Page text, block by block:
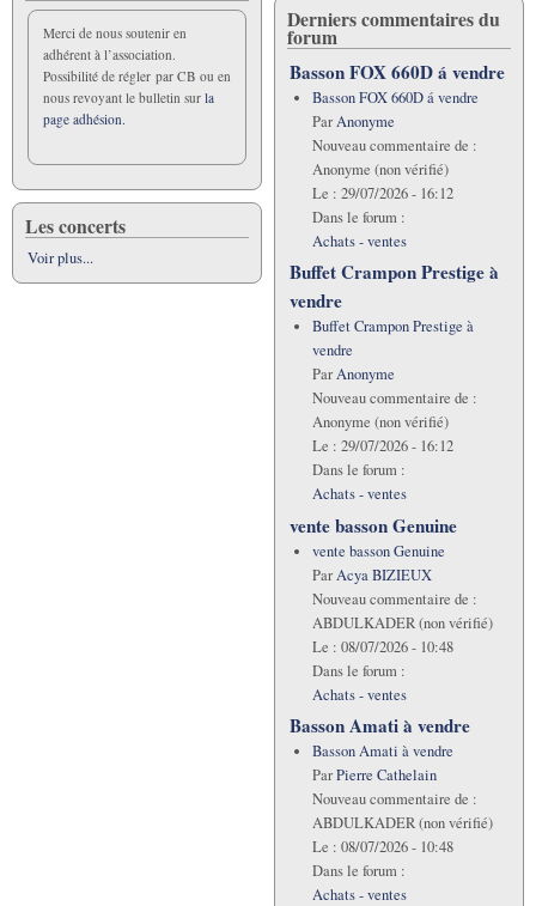
Merci de nous soutenir en
adhérent à l’association.
Possibilité de régler par CB ou en
nous revoyant le bulletin sur la
page adhésion.
Les concerts
Voir plus...
Derniers commentaires du
forum
Basson FOX 660D á vendre
Basson FOX 660D á vendre
ParAnonyme
Nouveau commentaire de :
Anonyme (non vérifié)
Le : 29/07/2026 - 16:12
Dans le forum :
Achats - ventes
Buffet Crampon Prestige à
vendre
Buffet Crampon Prestige à
vendre
ParAnonyme
Nouveau commentaire de :
Anonyme (non vérifié)
Le : 29/07/2026 - 16:12
Dans le forum :
Achats - ventes
vente basson Genuine
vente basson Genuine
ParAcya BIZIEUX
Nouveau commentaire de :
ABDULKADER (non vérifié)
Le : 08/07/2026 - 10:48
Dans le forum :
Achats - ventes
Basson Amati à vendre
Basson Amati à vendre
ParPierre Cathelain
Nouveau commentaire de :
ABDULKADER (non vérifié)
Le : 08/07/2026 - 10:48
Dans le forum :
Achats - ventes